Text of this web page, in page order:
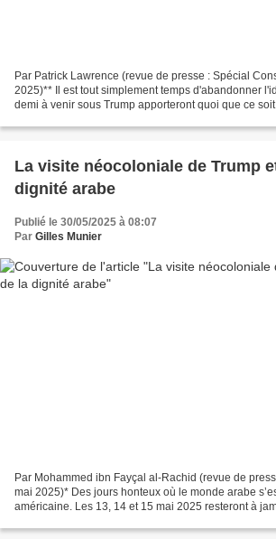
Par Patrick Lawrence (revue de presse : Spécial
2025)** Il est tout simplement temps d'abandonner
demi à venir sous Trump apporteront quoi que ce
La visite néocoloniale de Trump
dignité arabe
Publié le 30/05/2025 à 08:07
Par Gilles Munier
Par Mohammed ibn Fayçal al-Rachid (revue de
mai 2025)* Des jours honteux où le monde arabe
américaine. Les 13, 14 et 15 mai 2025 resteront à